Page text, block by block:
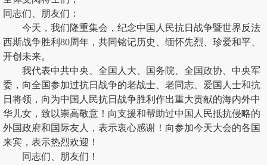
同志们、朋友们：
今天，我们隆重集会，纪念中国人民抗日战争暨世界反法
西斯战争胜利80周年，共同铭记历史、缅怀先烈、珍爱和平、
开创未来。
我代表中共中央、全国人大、国务院、全国政协、中央军
委，向全国参加过抗日战争的老战士、老同志、爱国人士和抗
日将领，向为中国人民抗日战争胜利作出重大贡献的海内外中
华儿女，致以崇高敬意！向支援和帮助过中国人民抵抗侵略的
外国政府和国际友人，表示衷心感谢！向参加今天大会的各国
来宾，表示热烈欢迎！
同志们、朋友们！